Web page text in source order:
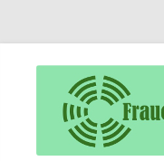
Frauenforum